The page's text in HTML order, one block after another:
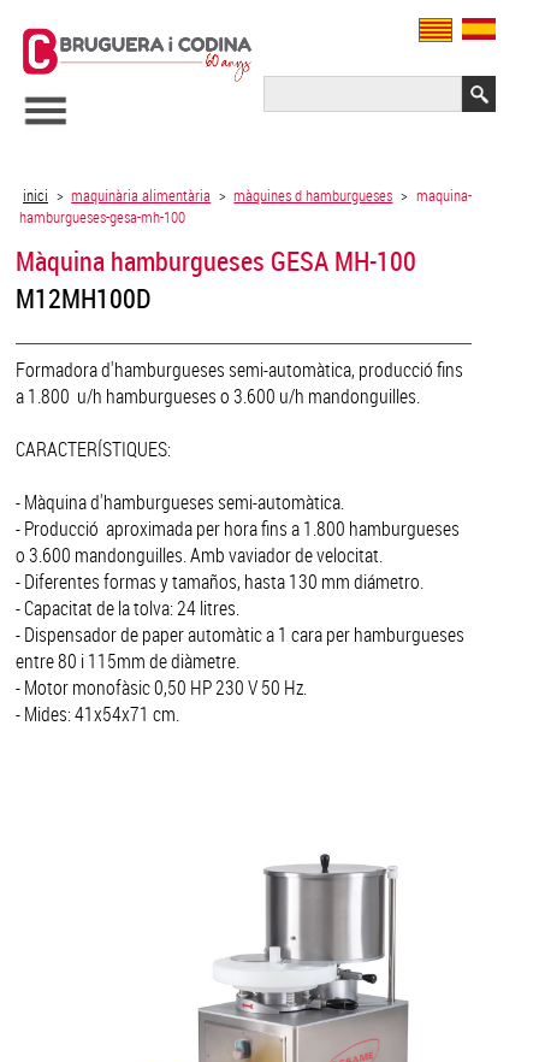
inici > maquinària alimentària > màquines d hamburgueses > maquina-
hamburgueses-gesa-mh-100
Màquina hamburgueses GESA MH-100
M12MH100D
Formadora d'hamburgueses semi-automàtica, producció fins
a 1.800 u/h hamburgueses o 3.600 u/h mandonguilles.
CARACTERÍSTIQUES:
- Màquina d'hamburgueses semi-automàtica.
- Producció aproximada per hora fins a 1.800 hamburgueses
o 3.600 mandonguilles. Amb vaviador de velocitat.
- Diferentes formas y tamaños, hasta 130 mm diámetro.
- Capacitat de la tolva: 24 litres.
- Dispensador de paper automàtic a 1 cara per hamburgueses
entre 80 i 115mm de diàmetre.
- Motor monofàsic 0,50 HP 230 V 50 Hz.
- Mides: 41x54x71 cm.